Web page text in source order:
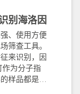
别海洛因
、使用方便
筛查工具。
来识别，因
为分子指
样品都是深